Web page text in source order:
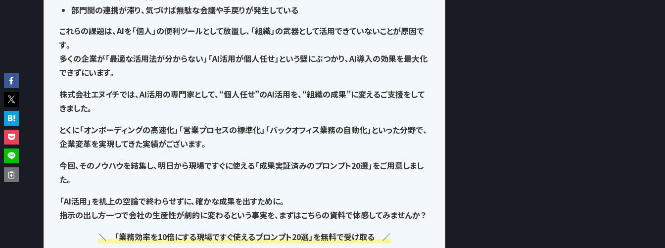
部門間の連携が滞り、気づけば無駄な会議や手戻りが発生している
これらの課題は、AIを「個人」の便利ツールとして放置し、 「組織」の武器として活用できていないことが原因で
す。
多くの企業が「最適な活用法が分からない」「AI活用が個人任せ」という壁にぶつかり、AI導入の効果を最大化
できずにいます。
株式会社エヌイチでは、AI活用の専門家として、 “個人任せ”のAI活用を、“組織の成果”に変えるご支援をして
きました。
とくに「オンボーディングの高速化」「営業プロセスの標準化」「バックオフィス業務の自動化」といった分野で、
企業変革を実現してきた実績がございます。
今回、そのノウハウを結集し、 明日から現場ですぐに使える「成果実証済みのプロンプト20選」をご用意しまし
た。
「AI活用」を机上の空論で終わらせずに、確かな成果を出すために。
指示の出し方一つで会社の生産性が劇的に変わるという事実を、まずはこちらの資料で体感してみませんか？
＼ 「業務効率を10倍にする現場ですぐ使えるプロンプト20選」を無料で受け取る ／